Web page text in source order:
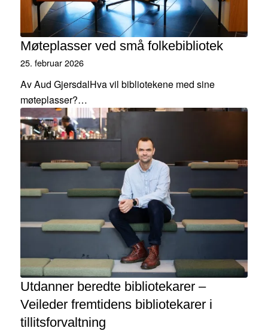
Møteplasser ved små folkebibliotek
25. februar 2026
Av Aud GjersdalHva vil bibliotekene med sine
møteplasser?…
Utdanner beredte bibliotekarer –
Veileder fremtidens bibliotekarer i
tillitsforvaltning